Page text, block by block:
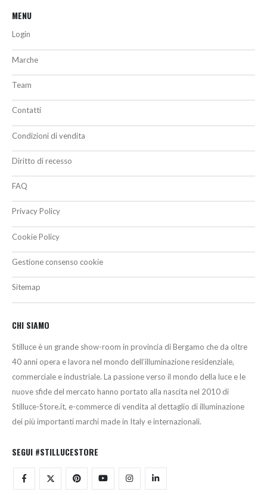
MENU
Login
Marche
Team
Contatti
Condizioni di vendita
Diritto di recesso
FAQ
Privacy Policy
Cookie Policy
Gestione consenso cookie
Sitemap
CHI SIAMO
Stilluce è un grande show-room in provincia di Bergamo che da oltre
40 anni opera e lavora nel mondo dell’illuminazione residenziale,
commerciale e industriale. La passione verso il mondo della luce e le
nuove sfide del mercato hanno portato alla nascita nel 2010 di
Stilluce-Store.it, e-commerce di vendita al dettaglio di illuminazione
dei più importanti marchi made in Italy e internazionali.
SEGUI #STILLUCESTORE